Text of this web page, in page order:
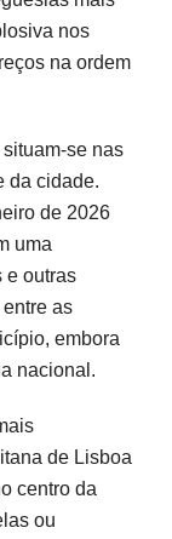
nos
na ordem
se nas
da cidade.
de 2026
uma
e outras
as
embora
nacional.
de Lisboa
centro da
ou